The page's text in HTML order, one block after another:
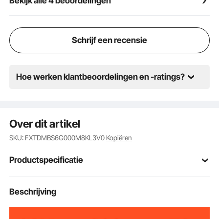
minder inspanning dan traditionele 90° handgrepen.
Schrijf een recensie
Hoe werken klantbeoordelingen en -ratings?
Over dit artikel
SKU: FXTDMBS6G000M8KL3V0 Kopiëren
Productspecificatie
Artikelmodelnum
mer
Beschrijving